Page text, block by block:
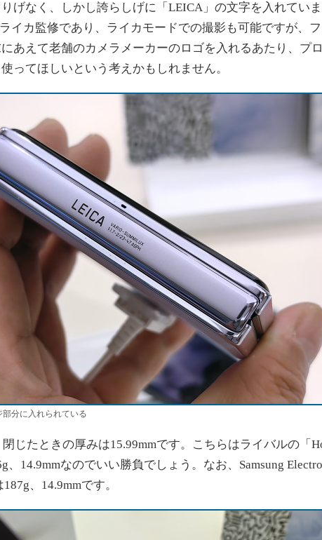
げなく、しかし誇らしげに「LEICA」の文字を入れていま
イカ監修であり、ライカモードでの撮影も可能ですが、
あえて老舗のカメラメーカーのロゴを入れるあたり、プ
ってほしいという考えかもしれません。
分に入れられている
じたときの厚みは15.99mmです。こちらはライバルの「
、14.9mmなのでいい勝負でしょう。なお、Samsung
、14.9mmです。